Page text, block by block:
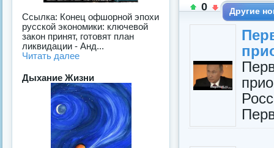
0 Другие
Ссылка: Конец офшорной эпохи
русской экономики: ключевой
закон принят, готoвят план
ликвидации - Анд...
Читать далее
Дыхание Жизни